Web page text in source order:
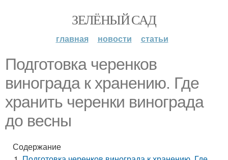
ЗЕЛЁНЫЙ САД
главная новости статьи
Подготовка черенков
винограда к хранению. Где
хранить черенки винограда
до весны
Содержание